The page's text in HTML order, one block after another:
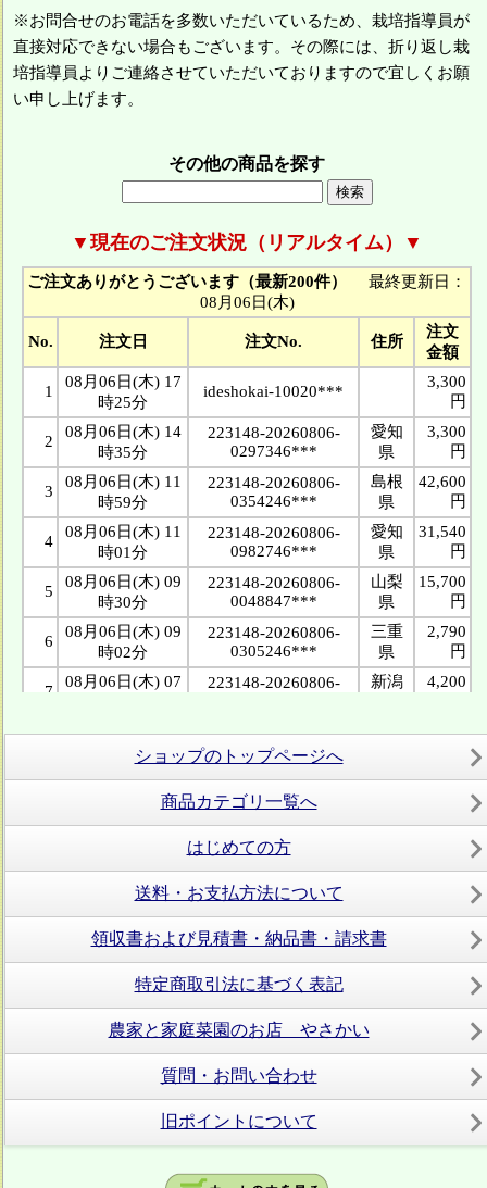
※お問合せのお電話を多数いただいているため、栽培指導員が
直接対応できない場合もございます。その際には、折り返し栽
培指導員よりご連絡させていただいておりますので宜しくお願
い申し上げます。
その他の商品を探す
▼現在のご注文状況（リアルタイム）▼
ショップのトップページへ
商品カテゴリ一覧へ
はじめての方
送料・お支払方法について
領収書および見積書・納品書・請求書
特定商取引法に基づく表記
農家と家庭菜園のお店 やさかい
質問・お問い合わせ
旧ポイントについて